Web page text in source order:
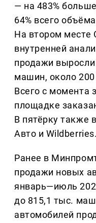
— на 483%
64% всего
На втором месте
внутренней
продажи выросли
машин, около
Всего с момента
площадке
В пятёрку также
Авто и Wildberries.
Ранее в
продажи новых
январь—июль
до 815,1 тыс.
автомобилей